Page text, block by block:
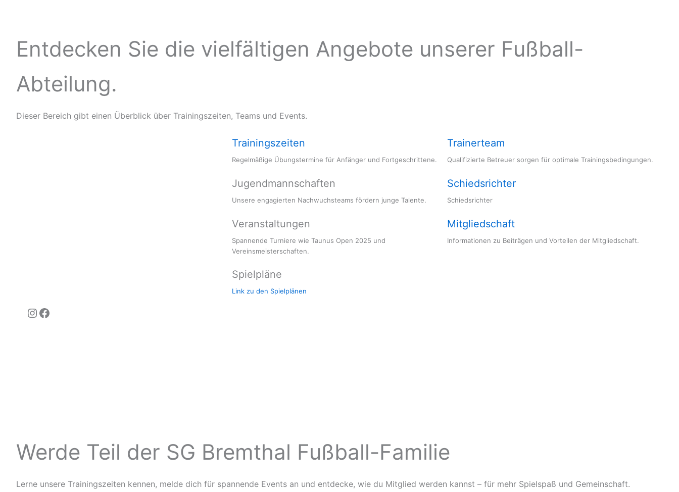
Entdecken Sie die vielfältigen Angebote unserer Fußball-
Abteilung.
Dieser Bereich gibt einen Überblick über Trainingszeiten, Teams und Events.
Trainingszeiten
Regelmäßige Übungstermine für Anfänger und Fortgeschrittene.
Jugendmannschaften
Unsere engagierten Nachwuchsteams fördern junge Talente.
Veranstaltungen
Spannende Turniere wie Taunus Open 2025 und
Vereinsmeisterschaften.
Spielpläne
Link zu den Spielplänen
Trainerteam
Qualifizierte Betreuer sorgen für optimale Trainingsbedingungen.
Schiedsrichter
Schiedsrichter
Mitgliedschaft
Informationen zu Beiträgen und Vorteilen der Mitgliedschaft.
Werde Teil der SG Bremthal Fußball-Familie
Lerne unsere Trainingszeiten kennen, melde dich für spannende Events an und entdecke, wie du Mitglied werden kannst – für mehr Spielspaß und Gemeinschaft.